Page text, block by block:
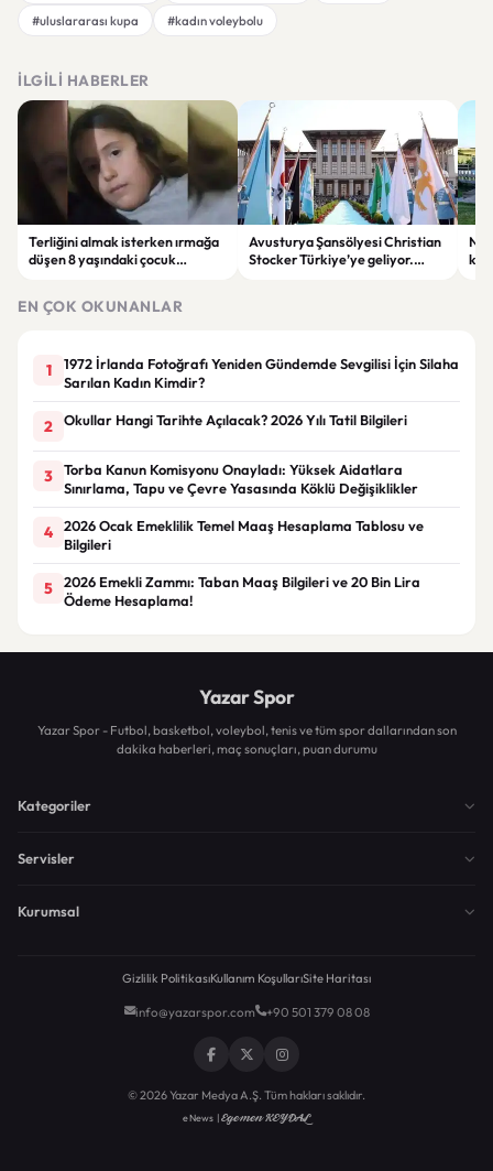
#uluslararası kupa
#kadın voleybolu
İLGILI HABERLER
Terliğini almak isterken ırmağa
düşen 8 yaşındaki çocuk
Avusturya Şansölyesi Christian
Stocker Türkiye’ye geliyor.
EN ÇOK OKUNANLAR
1
1972 İrlanda Fotoğrafı Yeniden Gündemde Sevgilisi İçin Silaha
Sarılan Kadın Kimdir?
2 Okullar Hangi Tarihte Açılacak? 2026 Yılı Tatil Bilgileri
3
Torba Kanun Komisyonu Onayladı: Yüksek Aidatlara
Sınırlama, Tapu ve Çevre Yasasında Köklü Değişiklikler
4
2026 Ocak Emeklilik Temel Maaş Hesaplama Tablosu ve
Bilgileri
5
2026 Emekli Zammı: Taban Maaş Bilgileri ve 20 Bin Lira
Ödeme Hesaplama!
Yazar Spor
Yazar Spor - Futbol, basketbol, voleybol, tenis ve tüm spor dallarından son
dakika haberleri, maç sonuçları, puan durumu
Kategoriler
Servisler
Kurumsal
Gizlilik PolitikasıKullanım KoşullarıSite Haritası
info@yazarspor.com +90 501 379 08 08
© 2026 Yazar Medya A.Ş. Tüm hakları saklıdır.
eNews |Egemen KEYDAL